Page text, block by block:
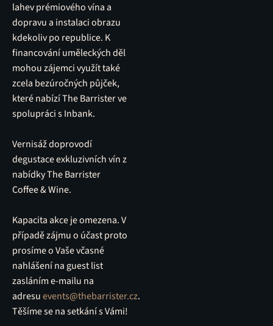
lahev prémiového vína a
dopravu a instalaci obrazu
kdekoliv po republice. K
financování uměleckých děl
mohou zájemci využít také
zcela bezúročných půjček,
které nabízí The Barrister ve
spolupráci s Inbank.
Vernisáž doprovodí
degustace exkluzivních vín z
nabídky The Barrister
Coffee & Wine.
Kapacita akce je omezena. V
případě zájmu o účast proto
prosíme o Vaše včasné
nahlášení na guest list
zasláním e-mailu na
adresuevents@thebarrister.cz.
Těšíme se na setkání s Vámi!